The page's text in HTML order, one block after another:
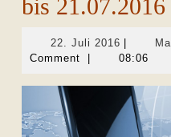
bis 21.07.2016
22. Juli 2016 22.
Juli
Comment
08:06